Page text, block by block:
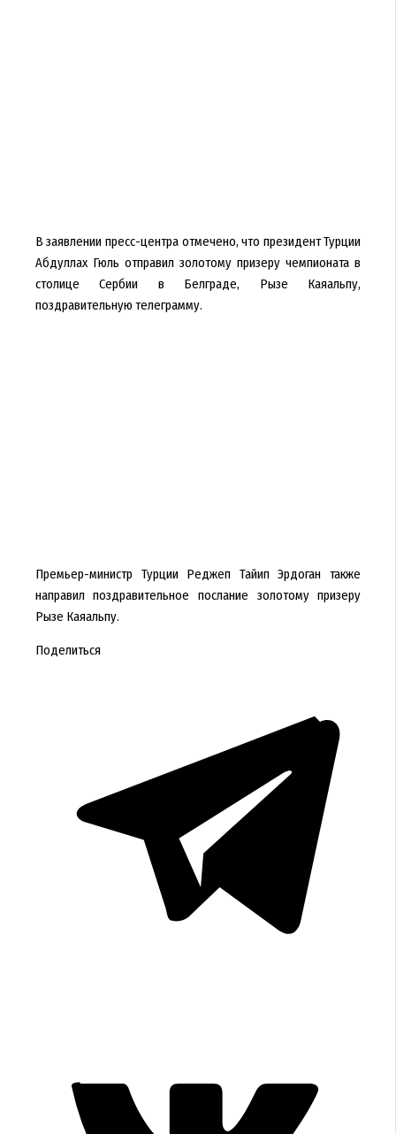
В заявлении пресс-центра отмечено, что президент Турции
Абдуллах Гюль отправил золотому призеру чемпионата в
столице Сербии в Белграде, Рызе Каяальпу,
поздравительную телеграмму.
Премьер-министр Турции Реджеп Тайип Эрдоган также
направил поздравительное послание золотому призеру
Рызе Каяальпу.
Поделиться